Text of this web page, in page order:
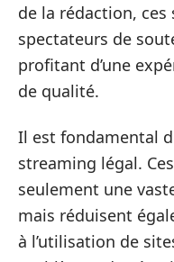
de la rédaction,
spectateurs de
profitant d’une
de qualité.
Il est fondamental
streaming légal.
seulement une
mais réduisent
à l’utilisation de